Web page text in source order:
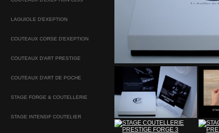
LAGUIOLE D'EXEPTION
COUTEAUX CORSE D'EXEPTION
COUTEAUX D'ART PRESTIGE
COUTEAUX D'ART DE POCHE
STAGE FORGE & COUTELLERIE
STAGE INTENSIF COUTELIER